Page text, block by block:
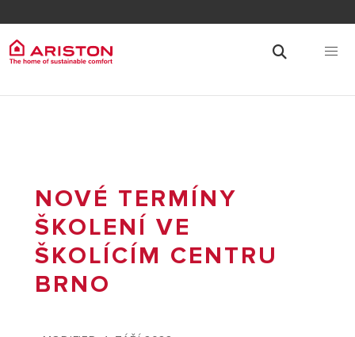
NOVÉ TERMÍNY
ŠKOLENÍ VE
ŠKOLÍCÍM CENTRU
BRNO